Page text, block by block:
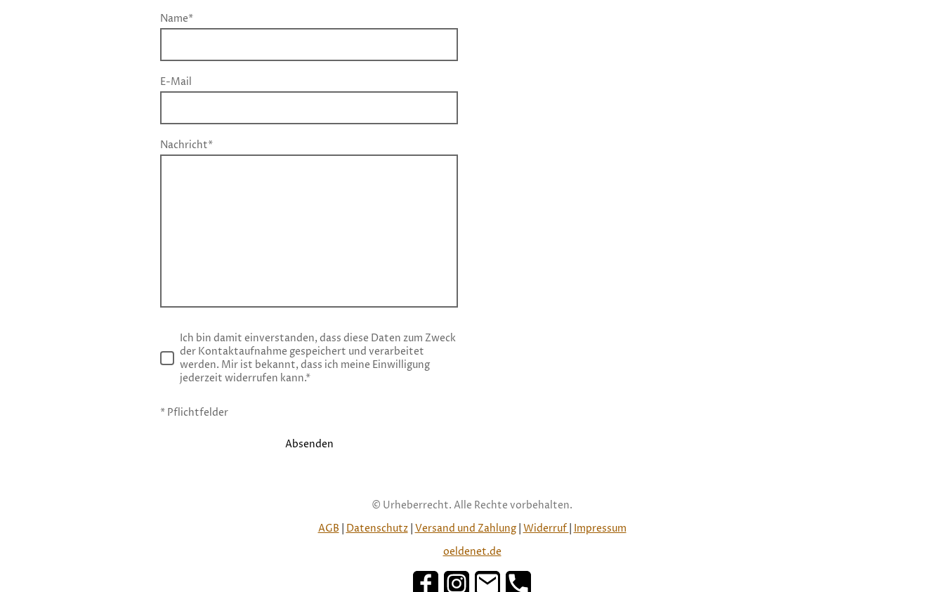
Name*
E-Mail
Nachricht*
Ich bin damit einverstanden, dass diese Daten zum Zweck
der Kontaktaufnahme gespeichert und verarbeitet
werden. Mir ist bekannt, dass ich meine Einwilligung
jederzeit widerrufen kann.*
* Pflichtfelder
Absenden
© Urheberrecht. Alle Rechte vorbehalten.
AGB
Datenschutz| Versand und Zahlung| Widerruf Impressum
oeldenet.de